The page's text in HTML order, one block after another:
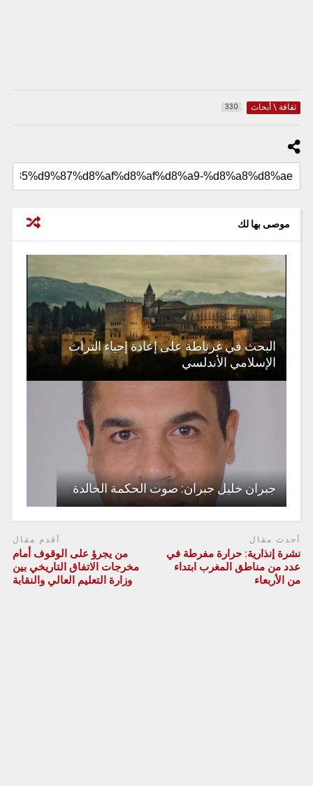
ثقافة \ أبحاث 330
موصى بها لك
البحث في غرناطة على إعادة إحياء التراث
الإسلامي الأندلسي
جبران خليل جبران: صوت الحكمة الخالدة
أحدث مقال
نشرة إنذارية: حرارة مفرطة في
عدد من مناطق المغرب ابتداء
من الأربعاء
أقدم مقال
من يجرؤ على الوقوف أمام
مخرجات الاتفاق التاريخي بين
وزارة التعليم العالي والنقابة